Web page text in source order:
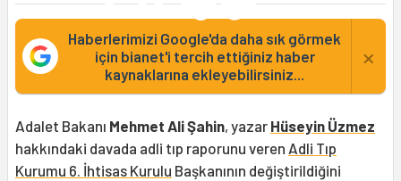
Haberlerimizi Google'da daha sık görmek
için bianet'i tercih ettiğiniz haber
kaynaklarına ekleyebilirsiniz...
×
Adalet Bakanı Mehmet Ali Şahin, yazar Hüseyin Üzmez
hakkındaki davada adli tıp raporunu veren Adli Tıp
Kurumu 6. İhtisas Kurulu Başkanının değiştirildiğini